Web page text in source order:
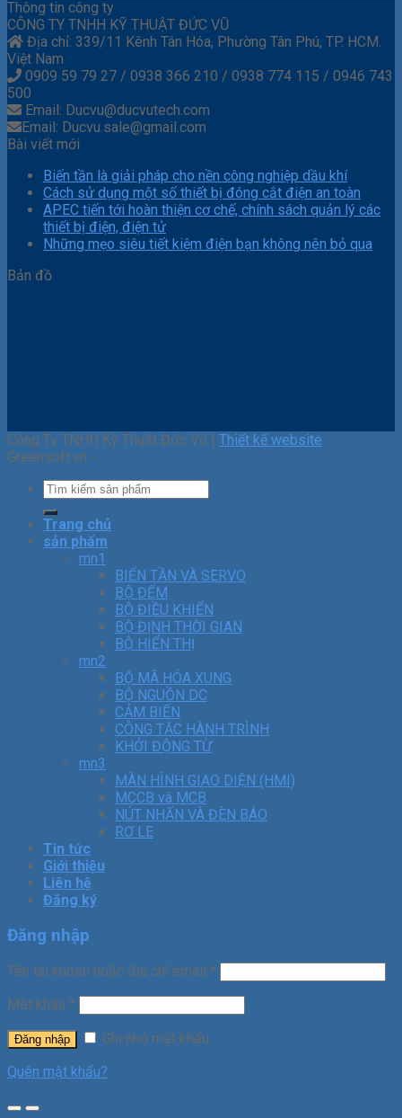
Thông tin công ty
CÔNG TY TNHH KỸ THUẬT ĐỨC VŨ
Địa chỉ: 339/11 Kênh Tân Hóa, Phường Tân Phú, TP. HCM.
Việt Nam
0909 59 79 27 / 0938 366 210 / 0938 774 115 / 0946 743
500
Email: Ducvu@ducvutech.com
Email: Ducvu.sale@gmail.com
Bài viết mới
Biến tần là giải pháp cho nền công nghiệp dầu khí
Cách sử dụng một số thiết bị đóng cắt điện an toàn
APEC tiến tới hoàn thiện cơ chế, chính sách quản lý các
thiết bị điện, điện tử
Những mẹo siêu tiết kiệm điện bạn không nên bỏ qua
Bản đồ
Công Ty TNHH Kỹ Thuật Đức Vũ | Thiết kế website
Greensoft.vn -
Trang chủ
sản phẩm
mn1
BIẾN TẦN VÀ SERVO
BỘ ĐẾM
BỘ ĐIỀU KHIỂN
BỘ ĐỊNH THỜI GIAN
BỘ HIỂN THỊ
mn2
BỘ MÃ HÓA XUNG
BỘ NGUỒN DC
CẢM BIẾN
CÔNG TẮC HÀNH TRÌNH
KHỞI ĐỘNG TỪ
mn3
MÀN HÌNH GIAO DIỆN (HMI)
MCCB và MCB
NÚT NHẤN VÀ ĐÈN BÁO
RƠ LE
Tin tức
Giới thiệu
Liên hệ
Đăng ký
Đăng nhập
Tên tài khoản hoặc địa chỉ email *
Mật khẩu *
Đăng nhập
Ghi nhớ mật khẩu
Quên mật khẩu?